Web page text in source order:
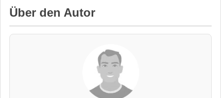
Über den Autor